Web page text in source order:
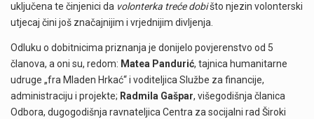
uključena te činjenici da volonterka treće dobišto njezin volonterski
utjecaj čini još značajnijim i vrjednijim divljenja.
Odluku o dobitnicima priznanja je donijelo povjerenstvo od 5
članova, a oni su, redom: Matea Pandurić, tajnica humanitarne
udruge „fra Mladen Hrkać“ i voditeljica Službe za financije,
administraciju i projekte; Radmila Gašpar, višegodišnja članica
Odbora, dugogodišnja ravnateljica Centra za socijalni rad Široki